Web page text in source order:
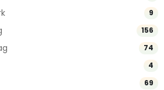
9
156
74
4
69